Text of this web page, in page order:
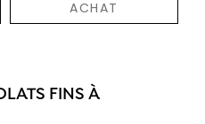
ACHAT
FINS À